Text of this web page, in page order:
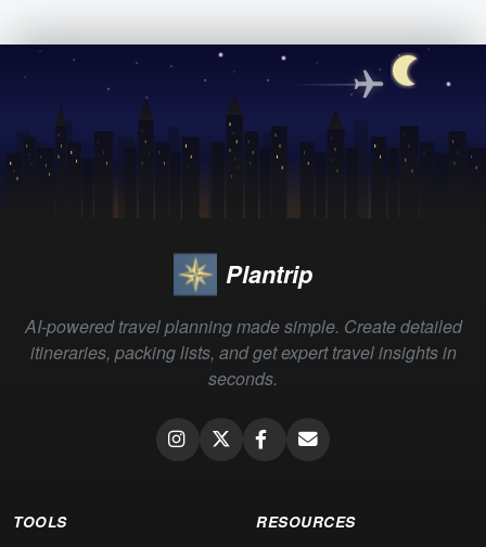
Plantrip
AI-powered travel planning made simple. Create detailed
itineraries, packing lists, and get expert travel insights in
seconds.
TOOLS RESOURCES